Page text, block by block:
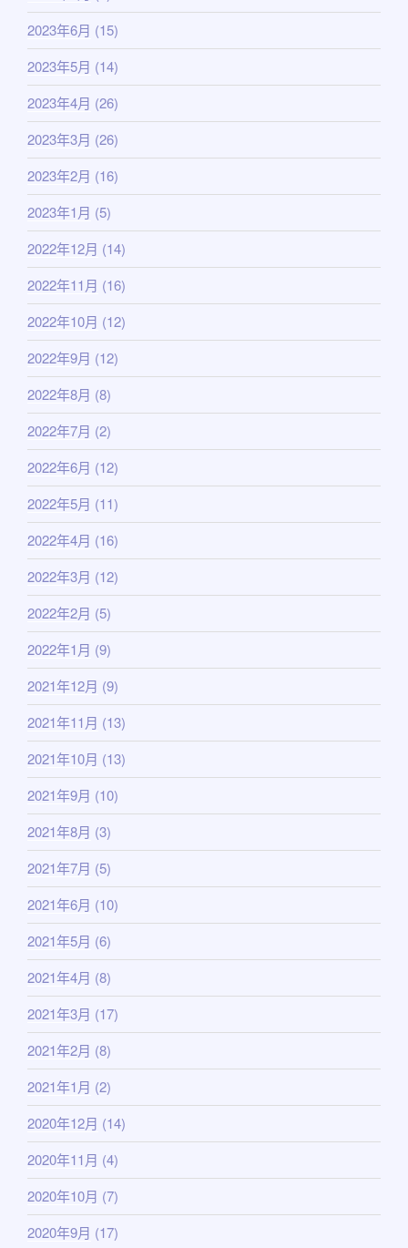
2023年6月 (15)
2023年5月 (14)
2023年4月 (26)
2023年3月 (26)
2023年2月 (16)
2023年1月 (5)
2022年12月 (14)
2022年11月 (16)
2022年10月 (12)
2022年9月 (12)
2022年8月 (8)
2022年7月 (2)
2022年6月 (12)
2022年5月 (11)
2022年4月 (16)
2022年3月 (12)
2022年2月 (5)
2022年1月 (9)
2021年12月 (9)
2021年11月 (13)
2021年10月 (13)
2021年9月 (10)
2021年8月 (3)
2021年7月 (5)
2021年6月 (10)
2021年5月 (6)
2021年4月 (8)
2021年3月 (17)
2021年2月 (8)
2021年1月 (2)
2020年12月 (14)
2020年11月 (4)
2020年10月 (7)
2020年9月 (17)